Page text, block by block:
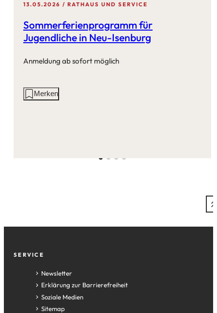
13.05.2026 RATHAUS UND SERVICE
Sommerferienprogramm für
Jugendliche in Neu-Isenburg
Anmeldung ab sofort möglich
AktionenMerken
Fußzeile
SERVICE
Newsletter
Erklärung zur Barrierefreiheit
Soziale Medien
Sitemap